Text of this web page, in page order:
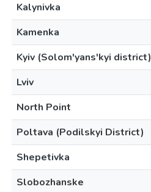
Kalynivka
Kamenka
Kyiv (Solom'yans'kyi district)
Lviv
North Point
Poltava (Podilskyi District)
Shepetivka
Slobozhanske